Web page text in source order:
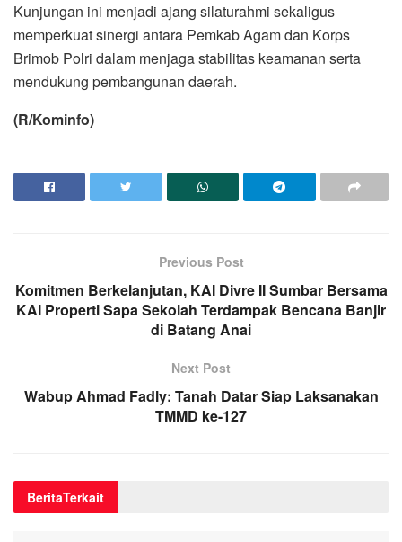
Kunjungan ini menjadi ajang silaturahmi sekaligus
memperkuat sinergi antara Pemkab Agam dan Korps
Brimob Polri dalam menjaga stabilitas keamanan serta
mendukung pembangunan daerah.
(R/Kominfo)
Previous Post
Komitmen Berkelanjutan, KAI Divre II Sumbar Bersama
KAI Properti Sapa Sekolah Terdampak Bencana Banjir
di Batang Anai
Next Post
Wabup Ahmad Fadly: Tanah Datar Siap Laksanakan
TMMD ke-127
BeritaTerkait